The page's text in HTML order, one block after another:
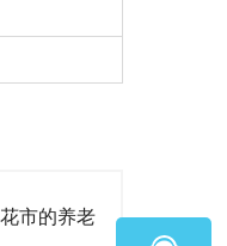
市的养老